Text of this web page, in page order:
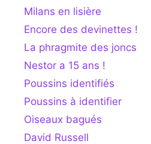
Milans en lisière
Encore des devinettes !
La phragmite des joncs
Nestor a 15 ans !
Poussins identifiés
Poussins à identifier
Oiseaux bagués
David Russell